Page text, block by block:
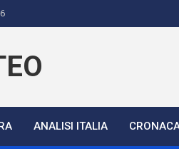
ANALISI ITALIA